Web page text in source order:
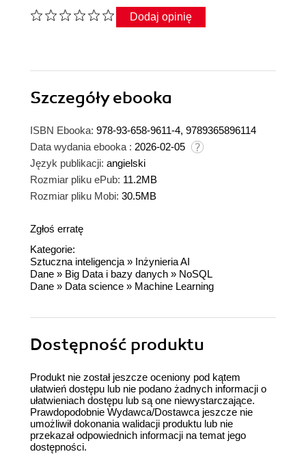
Dodaj opinię
Szczegółyebooka
ISBN Ebooka: 978-93-658-9611-4, 9789365896114
Data wydania ebooka : 2026-02-05
Język publikacji: angielski
Rozmiar pliku ePub: 11.2MB
Rozmiar pliku Mobi: 30.5MB
Zgłoś erratę
Kategorie:
Sztuczna inteligencja » Inżynieria AI
Dane » Big Data i bazy danych » NoSQL
Dane » Data science » Machine Learning
Dostępność produktu
Produkt nie został jeszcze oceniony pod kątem
ułatwień dostępu lub nie podano żadnych informacji o
ułatwieniach dostępu lub są one niewystarczające.
Prawdopodobnie Wydawca/Dostawca jeszcze nie
umożliwił dokonania walidacji produktu lub nie
przekazał odpowiednich informacji na temat jego
dostępności.